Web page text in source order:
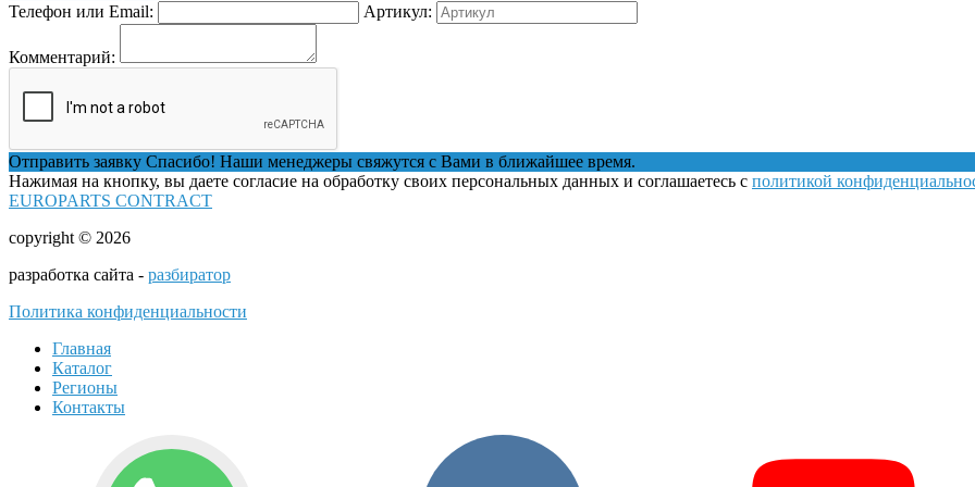
Телефон или Email:
Артикул:
Комментарий:
Отправить заявку Спасибо! Наши менеджеры свяжутся с Вами в ближайшее время.
Нажимая на кнопку, вы даете согласие на обработку своих персональных данных и соглашаетесь с политикой
EUROPARTS CONTRACT
copyright © 2026
разработка сайта - разбиратор
Политика конфиденциальности
Главная
Каталог
Регионы
Контакты